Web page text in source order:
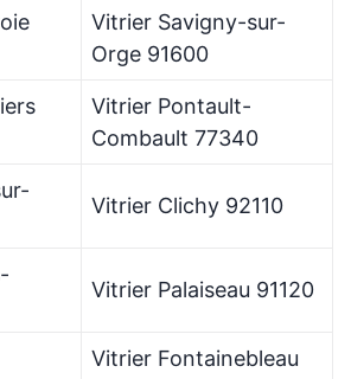
Vitrier Savigny-sur-
Orge 91600
Vitrier Pontault-
Combault 77340
Vitrier Clichy 92110
Vitrier Palaiseau 91120
Vitrier Fontainebleau